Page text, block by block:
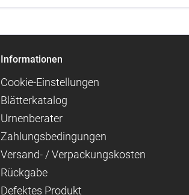
Informationen
Cookie-Einstellungen
Blätterkatalog
Urnenberater
Zahlungsbedingungen
Versand- / Verpackungskosten
Rückgabe
Defektes Produkt